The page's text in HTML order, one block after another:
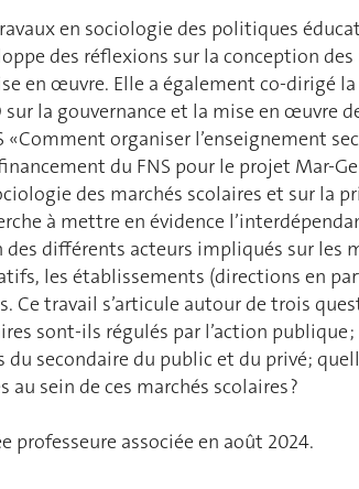
en sociologie des politiques
des réflexions sur la conception
en œuvre. Elle a également co-dirigé
la gouvernance et la mise en œuvre
organiser l’enseignement
du FNS pour le projet Mar-
des marchés scolaires et sur la
à mettre en évidence
différents acteurs impliqués sur les
les établissements (directions en
Ce travail s’articule autour de trois
sont-ils régulés par l’action publique
secondaire du public et du privé;
sein de ces marchés scolaires ?
professeure associée en août 2024.